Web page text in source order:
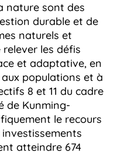
nature sont des
durable et de
naturels et
les défis
et adaptative, en
populations et à
8 et 11 du cadre
de Kunming-
le recours
investissements
atteindre 674